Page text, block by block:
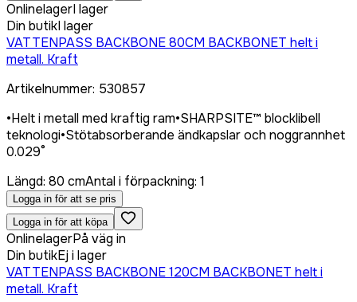
OnlinelagerI lager
Din butikI lager
VATTENPASS BACKBONE 80CM BACKBONET helt i
metall. Kraft
Artikelnummer: 530857
•Helt i metall med kraftig ram•SHARPSITE™ blocklibell
teknologi•Stötabsorberande ändkapslar och noggrannhet
0.029°
Längd: 80 cmAntal i förpackning: 1
Logga in för att se pris
Logga in för att köpa
OnlinelagerPå väg in
Din butikEj i lager
VATTENPASS BACKBONE 120CM BACKBONET helt i
metall. Kraft